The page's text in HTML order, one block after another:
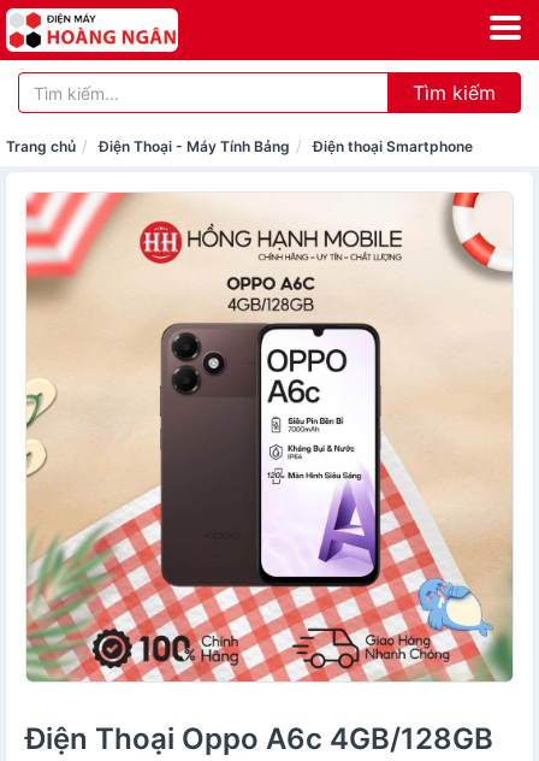
Tìm kiếm
Trang chủ Điện Thoại - Máy Tính Bảng Điện thoại Smartphone
Điện Thoại Oppo A6c 4GB/128GB